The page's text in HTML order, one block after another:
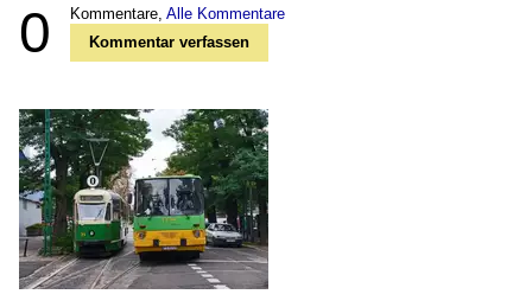
0 Kommentare, Alle Kommentare
Kommentar verfassen